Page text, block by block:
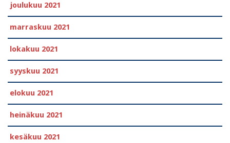
joulukuu 2021
marraskuu 2021
lokakuu 2021
syyskuu 2021
elokuu 2021
heinäkuu 2021
kesäkuu 2021